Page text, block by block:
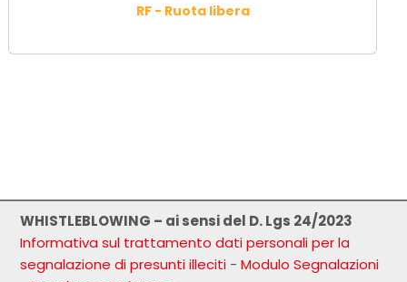
RF - Ruota libera
WHISTLEBLOWING – ai sensi del D. Lgs 24/2023
Informativa sul trattamento dati personali per la
segnalazione di presunti illeciti - Modulo Segnalazioni